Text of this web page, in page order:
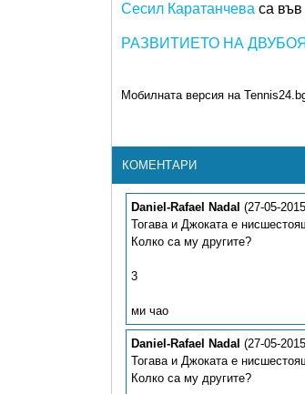
Сесил Каратанчева са във
РАЗВИТИЕТО НА
Мобилната версия на
КОМЕНТАРИ
Daniel-Rafael Nadal (27-05-
Тогава и Джоката е
Колко са му другите?
3
ми чао
Daniel-Rafael Nadal (27-05-
Тогава и Джоката е
Колко са му другите?